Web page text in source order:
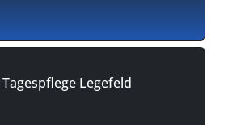
Legefeld